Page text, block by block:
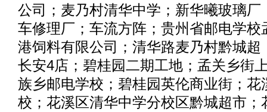
公司；麦乃村清华中学；新华曦玻璃厂
车修理厂；车流方阵；贵州省邮电学校
港饲料有限公司；清华路麦乃村黔城超
长安4店；碧桂园二期工地；孟关乡街
族乡邮电学校；碧桂园英伦商业街；花
校；花溪区清华中学分校区黔城超市；